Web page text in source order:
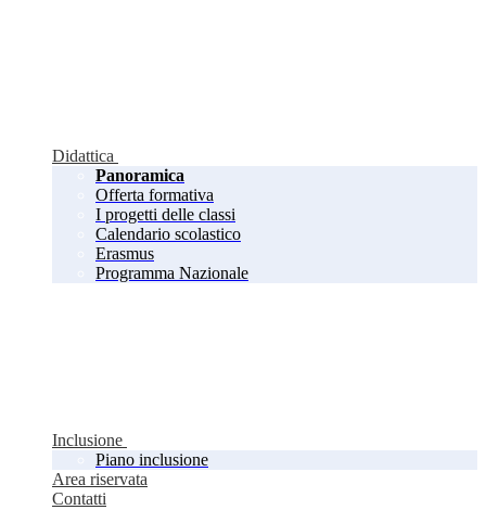
Didattica
Panoramica
Offerta formativa
I progetti delle classi
Calendario scolastico
Erasmus
Programma Nazionale
Inclusione
Piano inclusione
Area riservata
Contatti